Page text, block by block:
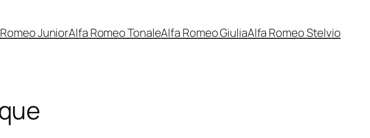
JuniorAlfa Romeo TonaleAlfa Romeo GiuliaAlfa Romeo Stelvio